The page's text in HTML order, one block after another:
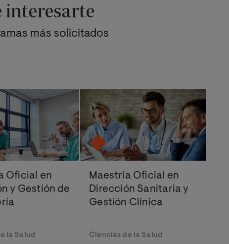
interesarte
más solicitados
Oficial en
y Gestión de
la Salud
Maestría Oficial en
Dirección Sanitaria y
Gestión Clínica
Ciencias de la Salud